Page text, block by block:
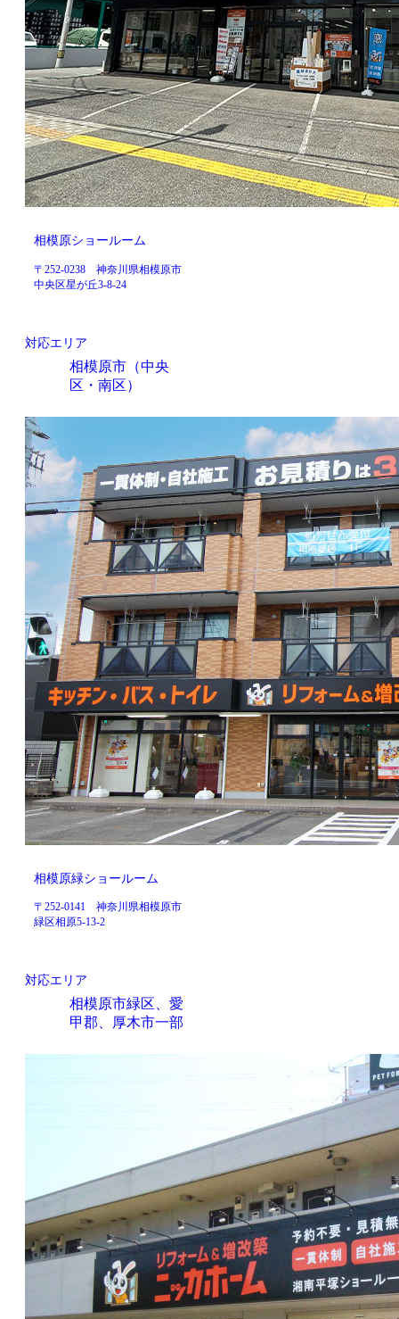
相模原ショールーム
〒252-0238 神奈川県相模原市
中央区星が丘3-8-24
対応エリア
相模原市（中央
区・南区）
相模原緑ショールーム
〒252-0141 神奈川県相模原市
緑区相原5-13-2
対応エリア
相模原市緑区、愛
甲郡、厚木市一部